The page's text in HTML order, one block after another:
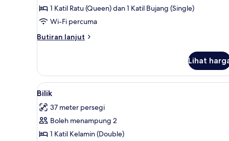
1 Katil Ratu (Queen) dan 1 Katil Bujang (Single)
Wi-Fi percuma
Butiran lanjut
Butiran
Triple
Room
Lihat
Lihat
semua
foto
untuk
Bilik
Peralatan tempat tidur
7
Bilik
37 meter persegi
Boleh menampung 2
1 Katil Kelamin (Double)